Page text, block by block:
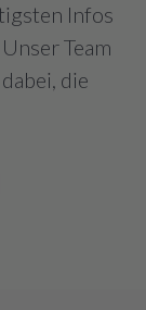
Infos
Team
die